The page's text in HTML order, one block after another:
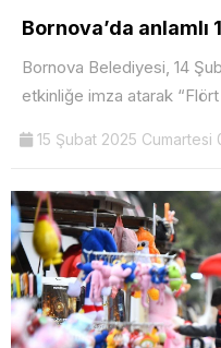
Bornova’da anlamlı
Bornova Belediyesi, 14
etkinliğe imza atarak
15 Şubat 2025 Cumartesi